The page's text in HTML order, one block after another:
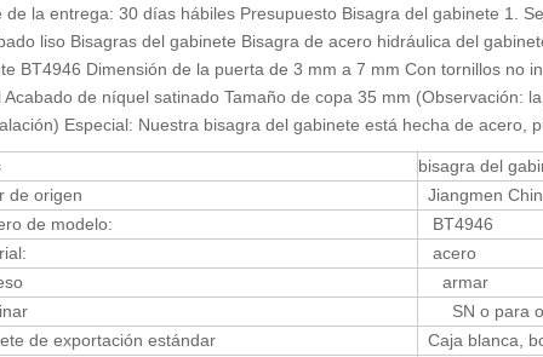
de la entrega: 30 días hábiles Presupuesto Bisagra del gabinete 1.
liso Bisagras del gabinete Bisagra de acero hidráulica del
BT4946 Dimensión de la puerta de 3 mm a 7 mm Con tornillos no
Acabado de níquel satinado Tamaño de copa 35 mm (Observación:
Especial: Nuestra bisagra del gabinete está hecha de acero,
bisagra del
de origen
Jiangmen
de modelo:
BT4946
acero
armar
SN o para
de exportación estándar
Caja blanca,